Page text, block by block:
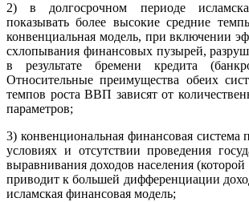
2) в долгосрочном периоде
показывать более высокие средние
конвенциальная модель, при включении
схлопывания финансовых пузырей,
в результате бремени кредита
Относительные преимущества обеих
темпов роста ВВП зависят от
параметров;
3) конвенциональная финансовая
условиях и отсутствии проведения
выравнивания доходов населения
приводит к большей дифференциации
исламская финансовая модель;